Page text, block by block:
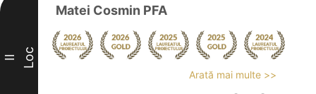
II Loc
Matei Cosmin PFA
Arată mai multe >>